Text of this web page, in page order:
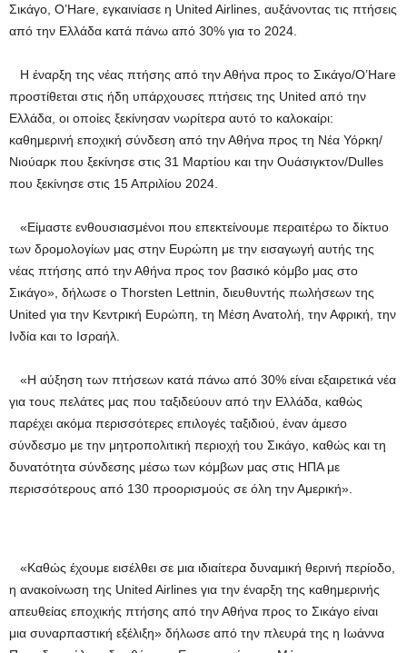
Σικάγο, O’Hare, εγκαινίασε η United Airlines, αυξάνοντας τις πτήσεις
από την Ελλάδα κατά πάνω από 30% για το 2024.
Η έναρξη της νέας πτήσης από την Αθήνα προς το Σικάγο/O’Hare
προστίθεται στις ήδη υπάρχουσες πτήσεις της United από την
Ελλάδα, οι οποίες ξεκίνησαν νωρίτερα αυτό το καλοκαίρι:
καθημερινή εποχική σύνδεση από την Αθήνα προς τη Νέα Υόρκη/
Νιούαρκ που ξεκίνησε στις 31 Μαρτίου και την Ουάσιγκτον/Dulles
που ξεκίνησε στις 15 Απριλίου 2024.
«Είμαστε ενθουσιασμένοι που επεκτείνουμε περαιτέρω το δίκτυο
των δρομολογίων μας στην Ευρώπη με την εισαγωγή αυτής της
νέας πτήσης από την Αθήνα προς τον βασικό κόμβο μας στο
Σικάγο», δήλωσε ο Thorsten Lettnin, διευθυντής πωλήσεων της
United για την Κεντρική Ευρώπη, τη Μέση Ανατολή, την Αφρική, την
Ινδία και το Ισραήλ.
«Η αύξηση των πτήσεων κατά πάνω από 30% είναι εξαιρετικά νέα
για τους πελάτες μας που ταξιδεύουν από την Ελλάδα, καθώς
παρέχει ακόμα περισσότερες επιλογές ταξιδιού, έναν άμεσο
σύνδεσμο με την μητροπολιτική περιοχή του Σικάγο, καθώς και τη
δυνατότητα σύνδεσης μέσω των κόμβων μας στις ΗΠΑ με
περισσότερους από 130 προορισμούς σε όλη την Αμερική».
«Καθώς έχουμε εισέλθει σε μια ιδιαίτερα δυναμική θερινή περίοδο,
η ανακοίνωση της United Airlines για την έναρξη της καθημερινής
απευθείας εποχικής πτήσης από την Αθήνα προς το Σικάγο είναι
μια συναρπαστική εξέλιξη» δήλωσε από την πλευρά της η Ιωάννα